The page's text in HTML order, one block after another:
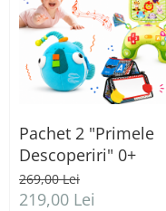
Pachet 2 "Primele
Descoperiri" 0+
269,00 Lei
219,00 Lei